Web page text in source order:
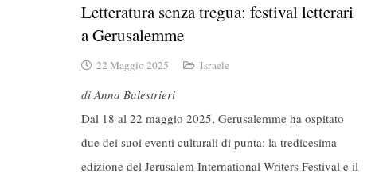
Letteratura senza tregua: festival letterari
a Gerusalemme
22 Maggio 2025 Israele
di Anna Balestrieri
Dal 18 al 22 maggio 2025, Gerusalemme ha ospitato
due dei suoi eventi culturali di punta: la tredicesima
edizione del Jerusalem International Writers Festival e il